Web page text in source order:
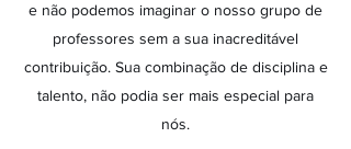
e não podemos imaginar o nosso grupo de
professores sem a sua inacreditável
contribuição. Sua combinação de disciplina e
talento, não podia ser mais especial para
nós.